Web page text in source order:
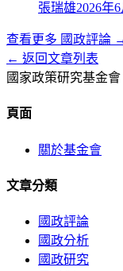
張瑞雄2026年6
查看更多 國政評論
← 返回文章列表
國家政策研究基金會
頁面
關於基金會
文章分類
國政評論
國政分析
國政研究